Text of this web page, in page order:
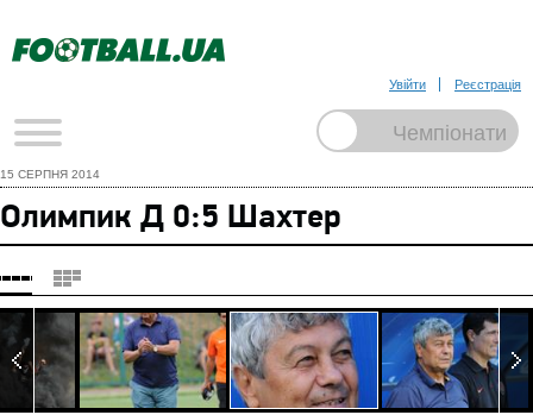
Увійти Реєстрація
15 СЕРПНЯ 2014
Олимпик Д 0:5 Шахтер